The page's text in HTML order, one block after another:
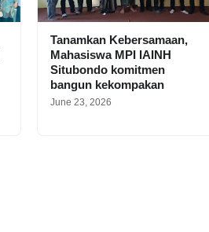
Tanamkan Kebersamaan,
Mahasiswa MPI IAINH
Situbondo komitmen
bangun kekompakan
June 23, 2026